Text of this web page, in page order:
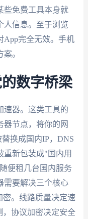
些免费工具本身就
人信息。至于浏览
App完全无效。手机
。
数字桥梁
速器。这类工具的
器节点，将你的网
换成国内IP，DNS
重新包装成"国内用
便租几台国内服务
需要解决三个核心
密。线路质量决定速
，协议加密决定安全